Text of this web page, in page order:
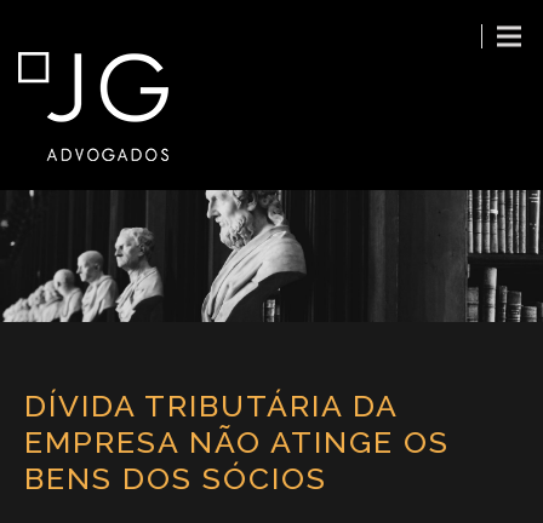
DÍVIDA TRIBUTÁRIA DA
EMPRESA NÃO ATINGE OS
BENS DOS SÓCIOS